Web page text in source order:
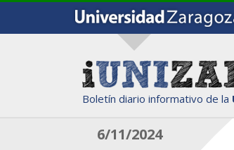
Boletín diario informativo de la
6/11/2024